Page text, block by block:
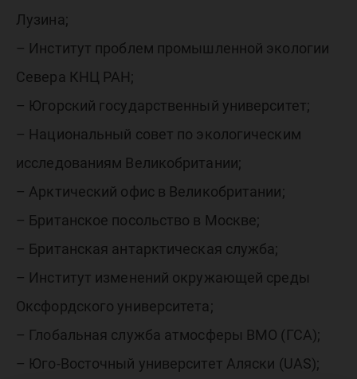
Лузина;
– Институт проблем промышленной экологии
Севера КНЦ РАН;
– Югорский государственный университет;
– Национальный совет по экологическим
исследованиям Великобритании;
– Арктический офис в Великобритании;
– Британское посольство в Москве;
– Британская антарктическая служба;
– Институт изменений окружающей среды
Оксфордского университета;
– Глобальная служба атмосферы ВМО (ГСА);
– Юго-Восточный университет Аляски (UAS);